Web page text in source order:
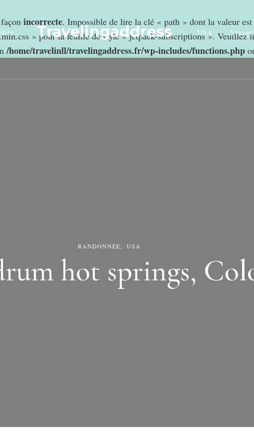
incorrecte. Impossible de lire la clé « path » dont la valeur
» pour la feuille de style « jetpack-subscriptions ». Veuillez
/home/travelinll/travelingaddress.fr/wp-includes/functions.php
Travelingaddress USA
RANDONNÉE USA
hot springs,